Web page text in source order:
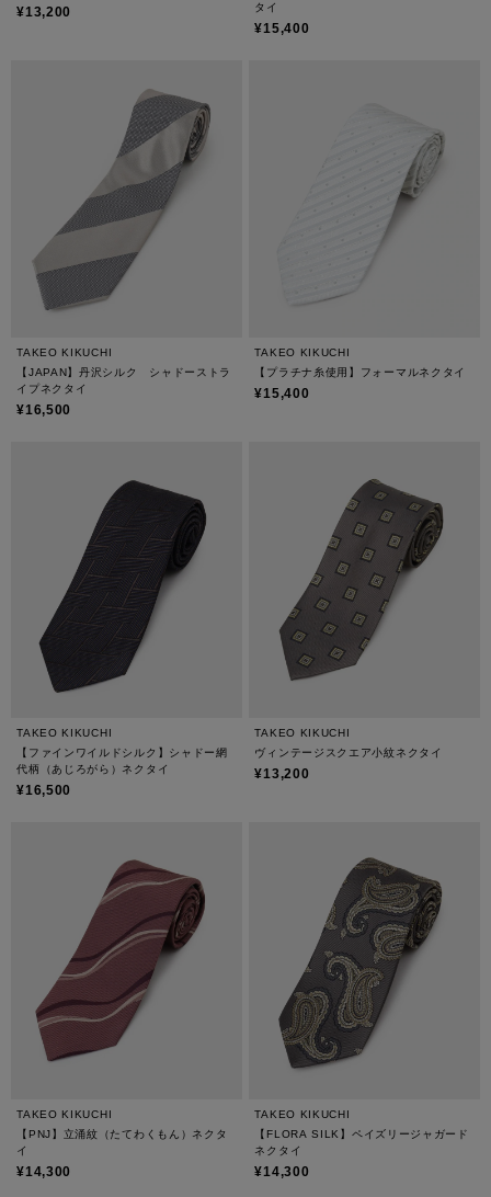
¥13,200
タイ
¥15,400
TAKEO KIKUCHI
【JAPAN】丹沢シルク シャドーストラ
イプネクタイ
¥16,500
TAKEO KIKUCHI
【プラチナ糸使用】フォーマルネクタイ
¥15,400
TAKEO KIKUCHI
【ファインワイルドシルク】シャドー網
代柄（あじろがら）ネクタイ
¥16,500
TAKEO KIKUCHI
ヴィンテージスクエア小紋ネクタイ
¥13,200
TAKEO KIKUCHI
【PNJ】立涌紋（たてわくもん）ネクタ
イ
¥14,300
TAKEO KIKUCHI
【FLORA SILK】ペイズリージャガード
ネクタイ
¥14,300